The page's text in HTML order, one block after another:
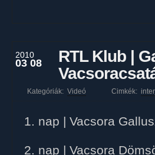
2010
03 08
RTL Klub |
Kategóriák: Videó Cimkék:
1. nap | Vacsora
2. nap | Vacsora